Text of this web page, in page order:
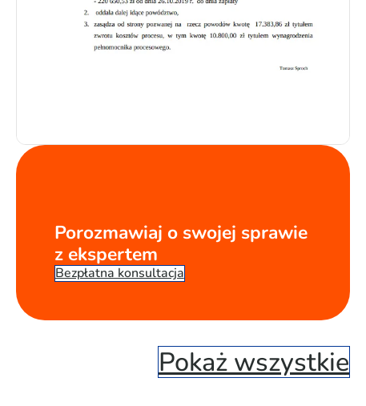
Porozmawiaj o swojej sprawie
z ekspertem
Bezpłatna konsultacja
Pokaż wszystkie